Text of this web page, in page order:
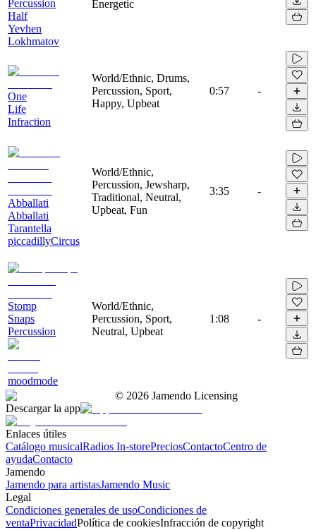
Percussion
Half
Yevhen
Lokhmatov
Energetic
One
Life
Infraction
World/Ethnic, Drums,
Percussion, Sport,
Happy, Upbeat
0:57 -
Abballati
Abballati
Tarantella
piccadillyCircus
World/Ethnic,
Percussion, Jewsharp,
Traditional, Neutral,
Upbeat, Fun
3:35 -
Stomp
Snaps
Percussion
moodmode
World/Ethnic,
Percussion, Sport,
Neutral, Upbeat
1:08 -
© 2026 Jamendo Licensing
Descargar la app
Enlaces útiles
Catálogo musicalRadios In-storePreciosContactoCentro de
ayudaContacto
Jamendo
Jamendo para artistasJamendo Music
Legal
Condiciones generales de usoCondiciones de
ventaPrivacidadPolítica de cookiesInfracción de copyright